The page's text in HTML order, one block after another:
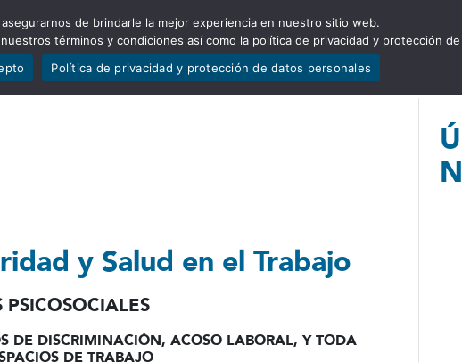
PORTAFOLIO QUIÉNES SOMOS TRANSPARENCIA NOTICIAS
y Salud en el Trabajo
DE DISCRIMINACIÓN, ACOSO LABORAL, Y TODA
DE TRABAJO
de brindarle la mejor experiencia en nuestro sitio web.
términos y condiciones así como la política de privacidad y protección
Política de privacidad y protección de datos personales